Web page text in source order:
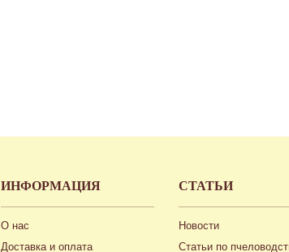
ИНФОРМАЦИЯ
О нас
Доставка и оплата
СТАТЬИ
Новости
Статьи по